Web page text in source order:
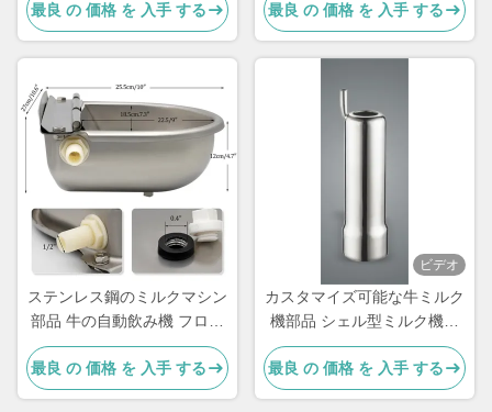
最良 の 価格 を 入手 する
最良 の 価格 を 入手 する
ステンレス鋼のミルクマシン
部品 牛の自動飲み機 フロー
ター
最良 の 価格 を 入手 する
ビデオ
カスタマイズ可能な牛ミルク
機部品 シェル型ミルク機の
交換部品
最良 の 価格 を 入手 する